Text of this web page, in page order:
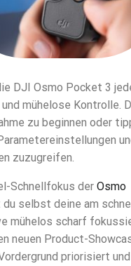
DJI Osmo Pocket 3
mühelose Kontrolle.
zu beginnen oder
zuzugreifen.
Schnellfokus der Osmo
du selbst deine am
mühelos scharf
neuen Product-
priorisiert